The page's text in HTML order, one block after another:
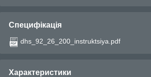
Специфікація
dhs_92_26_200_instruktsiya.pdf
Характеристики